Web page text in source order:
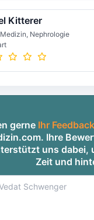
Kitterer
Nephrologie
gerne Ihr Feedback
Ihre
uns dabei,
Zeit und